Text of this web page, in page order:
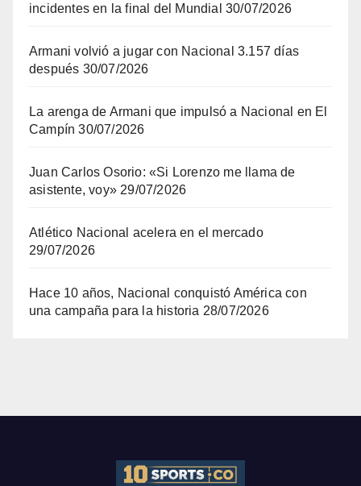
incidentes en la final del Mundial 30/07/2026
Armani volvió a jugar con Nacional 3.157 días
después 30/07/2026
La arenga de Armani que impulsó a Nacional en El
Campín 30/07/2026
Juan Carlos Osorio: «Si Lorenzo me llama de
asistente, voy» 29/07/2026
Atlético Nacional acelera en el mercado
29/07/2026
Hace 10 años, Nacional conquistó América con
una campaña para la historia 28/07/2026